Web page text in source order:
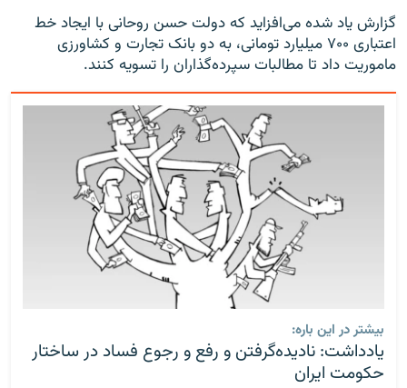
گزارش یاد شده می‌افزاید که دولت حسن روحانی با ایجاد خط
اعتباری ۷۰۰ میلیارد تومانی، به دو بانک تجارت و کشاورزی
ماموریت داد تا مطالبات سپرده‌گذاران را تسویه کنند.
بیشتر در این باره:
یادداشت: نادیده‌گرفتن و رفع و رجوع فساد در ساختار
حکومت ایران